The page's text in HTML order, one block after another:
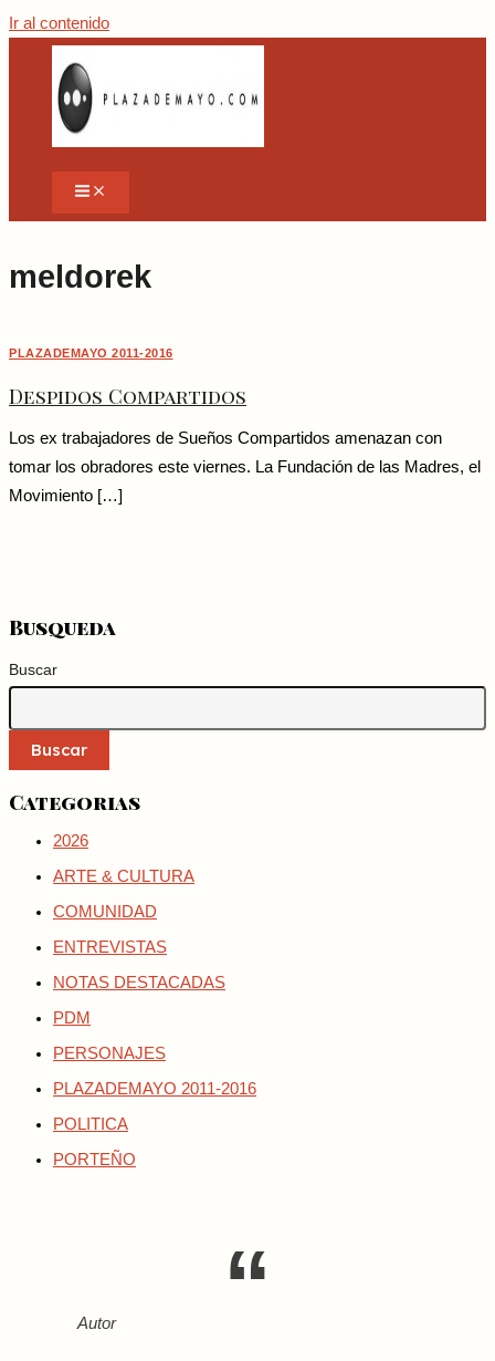
Ir al contenido
meldorek
PLAZADEMAYO 2011-2016
Despidos Compartidos
Los ex trabajadores de Sueños Compartidos amenazan con
tomar los obradores este viernes. La Fundación de las Madres, el
Movimiento […]
Busqueda
Buscar
Buscar
Categorias
2026
ARTE & CULTURA
COMUNIDAD
ENTREVISTAS
NOTAS DESTACADAS
PDM
PERSONAJES
PLAZADEMAYO 2011-2016
POLITICA
PORTEÑO
Autor